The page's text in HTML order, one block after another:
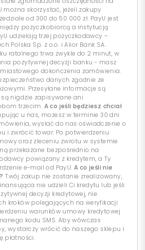
można skorzystać, jeżeli zakupy
od 300 do 50 000 zł. PayU jest
pożyczkobiorcą a instytucją
udzielają trzej pożyczkodawcy –
Polska Sp. z o.o. i Alior Bank SA.
ratalnego trwa zwykle do 2 minut, w
pozytywnej decyzji banku - masz
dokończenia zamówienia.
danych zgodnie ze
Przesyłane informacje są
nigdzie zapisywane ani
trzecim. A co jeśli będziesz chciał
u nas, możesz w terminie 30 dni
wysłać do nas oświadczenie o
i zwrócić towar. Po potwierdzeniu
oraz zleceniu zwrotu w systemie
przekazane bezpośrednio na
powiązany z kredytem, a Ty
e-mail od PayU. A co jeśli nie
Twój zakup nie zostanie zrealizowany,
nie udzieli Ci kredytu lub jeśli
decyzji kredytowej, nie
kroków polegających na weryfikacji
warunków umowy kredytowej
kodu SMS. Aby wówczas
wystarczy wrócić do naszego sklepu i
płatności.